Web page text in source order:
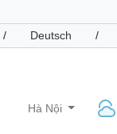
/ Deutsch /
Hà Nội